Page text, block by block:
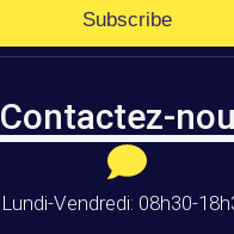
Subscribe
Contactez-
Lundi-Vendredi: 08h30-